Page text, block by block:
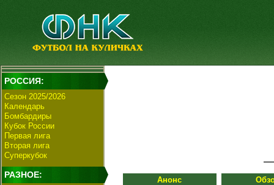
РОССИЯ:
Сезон 2025/2026
Календарь
Бомбардиры
Кубок России
Первая лига
Вторая лига
Суперкубок
РАЗНОЕ:
Анонс